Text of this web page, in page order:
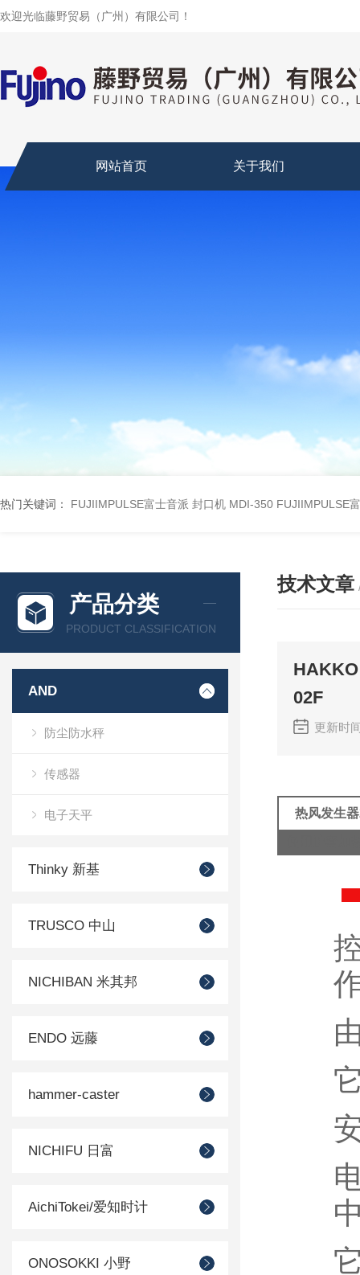
欢迎光临藤野贸易（广州）有限公司！
网站首页 关于我们
热门关键词： FUJIIMPULSE富士音派 封口机 MDI-350 FUJIIMPULSE
产品分类
PRODUCT CLASSIFICATION
AND
防尘防水秤
传感器
电子天平
Thinky 新基
TRUSCO 中山
NICHIBAN 米其邦
ENDO 远藤
hammer-caster
NICHIFU 日富
AichiTokei/爱知时计
ONOSOKKI 小野
技术文章
02F
更新时
热风发生